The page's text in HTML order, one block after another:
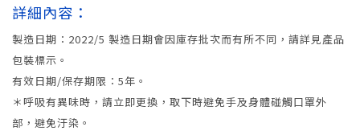
詳細內容：
製造日期：2022/5 製造日期會因庫存批次而有所不同，請詳見產品
包裝標示。
有效日期/保存期限：5年。
＊呼吸有異味時，請立即更換，取下時避免手及身體碰觸口罩外
部，避免汙染。